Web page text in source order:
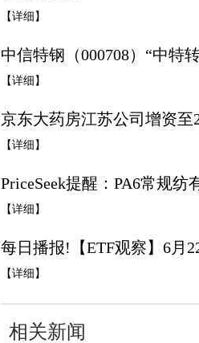
【详细】
中信特钢（000708）“中特
【详细】
京东大药房江苏公司增资至
【详细】
PriceSeek提醒：PA6常规
【详细】
每日播报!【ETF观察】6月
【详细】
相关新闻